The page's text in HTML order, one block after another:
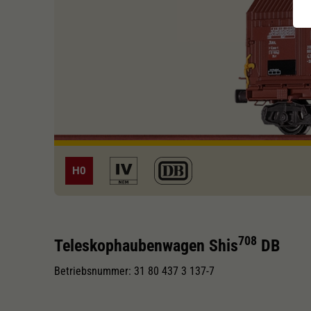
H0
Teleskophaubenwagen Shis708 DB
Betriebsnummer: 31 80 437 3 137-7